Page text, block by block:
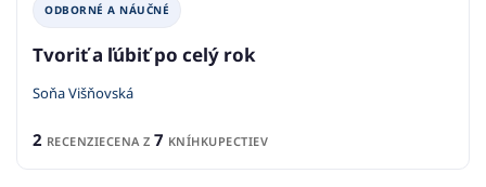
ODBORNÉ A NÁUČNÉ
Tvoriť a ľúbiť po celý rok
Soňa Višňovská
2 RECENZIECENA Z 7 KNÍHKUPECTIEV